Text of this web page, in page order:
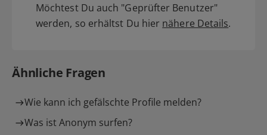
Möchtest Du auch "Geprüfter Benutzer"
werden, so erhältst Du hier nähere Details.
Ähnliche Fragen
Wie kann ich gefälschte Profile melden?
Was ist Anonym surfen?